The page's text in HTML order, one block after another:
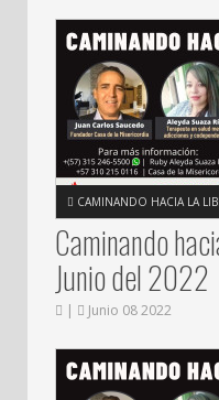
CAMINANDO HACIA LA
Caminando
Junio del 2022
| Junio 08 2022